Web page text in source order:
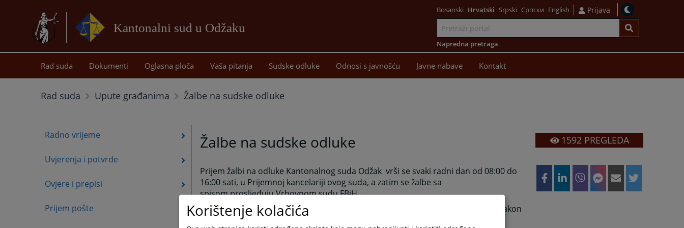
Kantonalni sud u Odžaku
sadržaj
Bosanski Hrvatski Srpski Српски English Prijava
Napredna pretraga
Rad suda Dokumenti Oglasna ploča Vaša pitanja Sudske odluke Odnosi s javnošću Javne nabave Kontakt
Rad suda Upute građanima Žalbe na sudske odluke
Radno vrijeme
Uvjerenja i potvrde
Ovjere i prepisi
Prijem pošte
Žalbe na sudske odluke
Prijem žalbi na odluke Kantonalnog suda Odžak vrši se svaki radni dan od 08:00 do
16:00 sati, u Prijemnoj kancelariji ovog suda, a zatim se žalbe sa
spisom prosljeđuju Vrhovnom sudu FBiH.
Stranka u postupku koja nije zadovoljna sudskom odlukom može uložiti žalbu nakon
što joj je pismena sudska odluka dostavljena. Sudska odluka sadrži pouku o
1592PREGLEDA
Korištenje kolačića